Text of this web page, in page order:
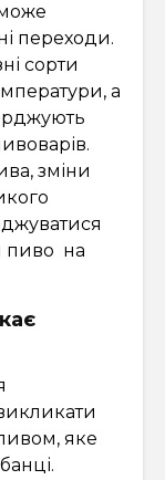
переходи.
сорти
а
зміни
пиво на
яке